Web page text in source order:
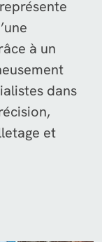
à un
dans
et